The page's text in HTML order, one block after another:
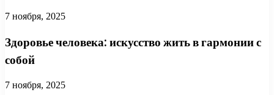
7 ноября, 2025
Здоровье человека: искусство жить в гармонии с
собой
7 ноября, 2025